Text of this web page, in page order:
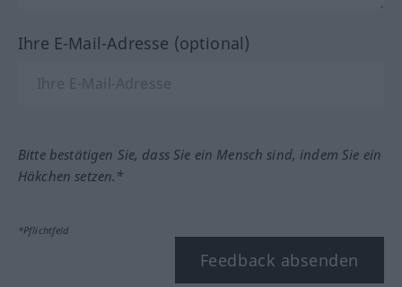
Ihre E-Mail-Adresse (optional)
Bitte bestätigen Sie, dass Sie ein Mensch sind, indem Sie ein
Häkchen setzen.*
*Pflichtfeld
Feedback absenden